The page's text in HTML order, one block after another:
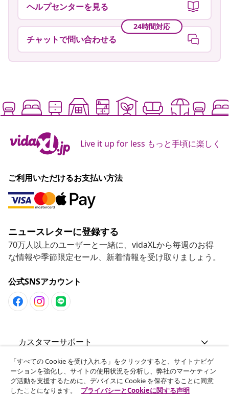
ヘルプセンターを見る
24時間対応
チャットで問い合わせる
Live it up for less もっと手頃に楽しく
ご利用いただけるお支払い方法
ニュースレターに登録する
70万人以上のユーザーと一緒に、vidaXLから毎週のお得
な情報や季節限定セール、新着情報を受け取りましょう。
公式SNSアカウント
カスタマーサポート
ビジネス・パートナーシップ
「すべての Cookie を受け入れる」をクリックすると、サイトナビゲ
ーションを強化し、サイトの使用状況を分析し、弊社のマーケティン
グ活動を支援するために、デバイスに Cookie を保存することに同意
したことになります。
プライバシーとCookieに関する声明